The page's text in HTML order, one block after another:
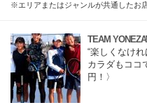
※エリアまたはジャンルが共通したお
TEAM
“楽しくなけ
カラダもココ
円！〉